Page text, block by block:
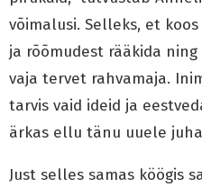
võimalusi. Selleks, et
ja rõõmudest rääkida
vaja tervet rahvamaja.
tarvis vaid ideid ja
ärkas ellu tänu uuele
Just selles samas köögis